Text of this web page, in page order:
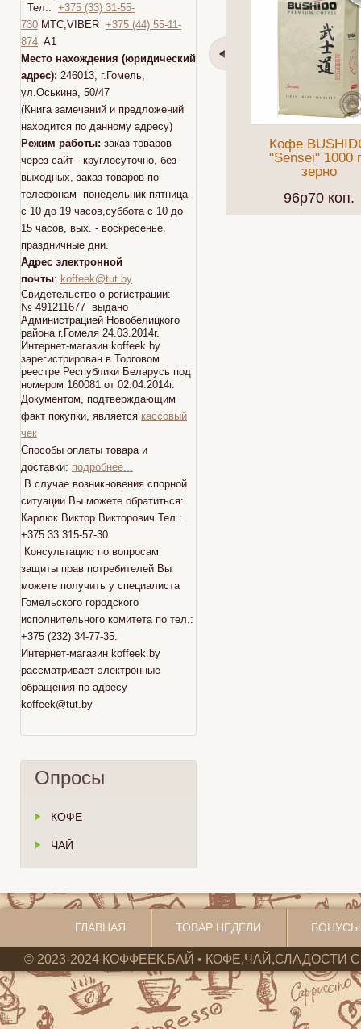
Тел.: +375 (33) 31-55-
730 МТС,VIBER +375 (44) 55-11-
874 A1
Место нахождения (юридический
адрес): 246013, г.Гомель,
ул.Оськина, 50/47
(Книга замечаний и предложений
находится по данному адресу)
Режим работы: заказ товаров
через сайт - круглосуточно, без
выходных, заказ товаров по
телефонам -понедельник-пятница
с 10 до 19 часов,суббота с 10 до
15 часов, вых. - воскресенье,
праздничные дни.
Адрес электронной
почты: koffeek@tut.by
Свидетельство о регистрации:
№ 491211677 выдано
Администрацией Новобелицкого
района г.Гомеля 24.03.2014г.
Интернет-магазин koffeek.by
зарегистрирован в Торговом
реестре Республики Беларусь под
номером 160081 от 02.04.2014г.
Документом, подтверждающим
факт покупки, является кассовый
чек
Способы оплаты товара и
доставки: подробнее...
В случае возникновения спорной
ситуации Вы можете обратиться:
Карлюк Виктор Викторович.Тел.:
+375 33 315-57-30
Консультацию по вопросам
защиты прав потребителей Вы
можете получить у специалиста
Гомельского городского
исполнительного комитета по тел.:
+375 (232) 34-77-35.
Интернет-магазин koffeek.by
рассматривает электронные
обращения по адресу
koffeek@tut.by
Опросы
КОФЕ
ЧАЙ
Кофе
"Sensei" 1000
зерно
96p70 коп.
ГЛАВНАЯ ТОВАР НЕДЕЛИ
© 2023-2024 КОФФЕЕК.БАЙ • КОФЕ,ЧАЙ,СЛАДОСТИ С